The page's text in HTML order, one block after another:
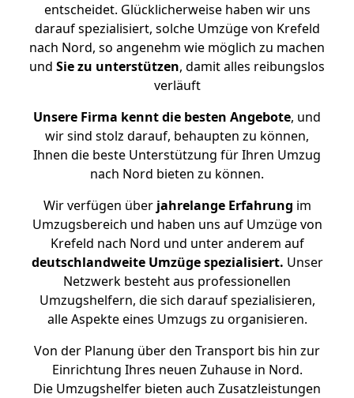
entscheidet. Glücklicherweise haben wir uns
darauf spezialisiert, solche Umzüge von Krefeld
nach Nord, so angenehm wie möglich zu machen
und Sie zu unterstützen, damit alles reibungslos
verläuft
Unsere Firma kennt die besten Angebote, und
wir sind stolz darauf, behaupten zu können,
Ihnen die beste Unterstützung für Ihren Umzug
nach Nord bieten zu können.
Wir verfügen überjahrelange Erfahrung im
Umzugsbereich und haben uns auf Umzüge von
Krefeld nach Nord und unter anderem auf
deutschlandweite Umzüge spezialisiert. Unser
Netzwerk besteht aus professionellen
Umzugshelfern, die sich darauf spezialisieren,
alle Aspekte eines Umzugs zu organisieren.
Von der Planung über den Transport bis hin zur
Einrichtung Ihres neuen Zuhause in Nord.
Die Umzugshelfer bieten auch Zusatzleistungen